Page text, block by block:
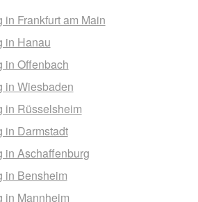
Frankfurt am Main
in Hanau
in Offenbach
in Wiesbaden
in Rüsselsheim
in Darmstadt
in Aschaffenburg
in Bensheim
in Mannheim